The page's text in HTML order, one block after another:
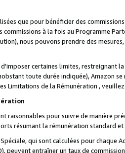
que pour bénéficier des
à la fois au Programme
nous pouvons prendre des
certaines limites, restreignant
toute durée indiquée), Amazon
Limitations de la Rémunération ,
raisonnables pour suivre de manière
résumant la rémunération standard
qui sont calculées pour chaque
peuvent entraîner un taux de